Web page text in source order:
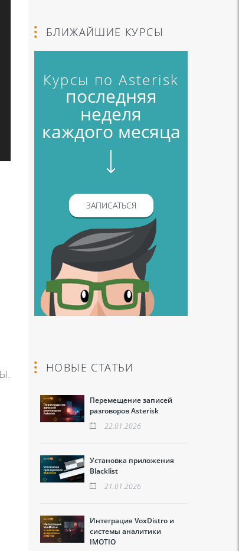
БЛИЖАЙШИЕ КУРСЫ
Курсы по Asterisk
последняя
неделя
каждого месяца
ЗАПИСАТЬСЯ
НОВЫЕ СТАТЬИ
Перемещение записей
разговоров Asterisk
22.01.2026
Установка приложения
Blacklist
21.01.2026
Интеграция VoxDistro и
системы аналитики
IMOTIO